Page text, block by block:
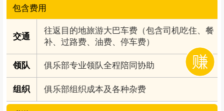
......
行程安排
Day.1（12月07日）成都—理县—九子屯—成都